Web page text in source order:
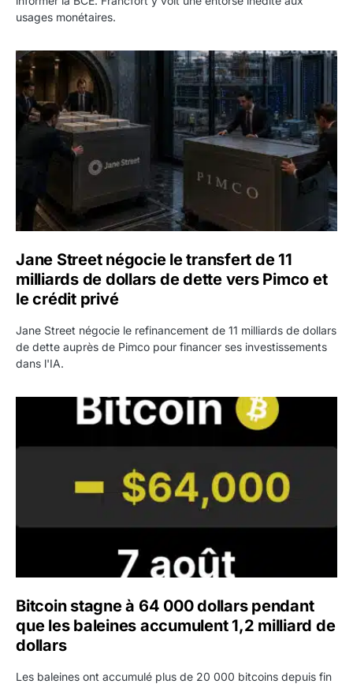
usages monétaires.
Jane Street négocie le transfert de 11 milliards de
Jane Street négocie le transfert de 11
milliards de dollars de dette vers Pimco et
le crédit privé
Jane Street négocie le refinancement de 11 milliards de dollars
de dette auprès de Pimco pour financer ses investissements
dans l'IA.
Bitcoin stagne à 64 000 dollars pendant que les
Bitcoin stagne à 64 000 dollars pendant
que les baleines accumulent 1,2 milliard de
dollars
Les baleines ont accumulé plus de 20 000 bitcoins depuis fin